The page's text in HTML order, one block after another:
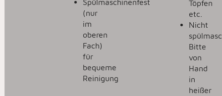
(nur
im
oberen
Fach)
für
bequeme
Reinigung
Töpfen
etc.
Nicht
Bitte
von
Hand
in
heißer